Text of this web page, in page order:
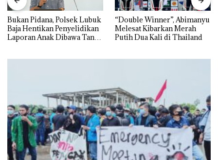
Bukan Pidana, Polsek Lubuk
Baja Hentikan Penyelidikan
Laporan Anak Dibawa Tanpa
“Double Winner”, Abimanyu
Melesat Kibarkan Merah
Putih Dua Kali di Thailand